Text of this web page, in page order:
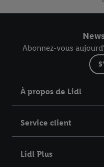
Abonnez-vous
À propos de Lidl
Service client
Lidl Plus